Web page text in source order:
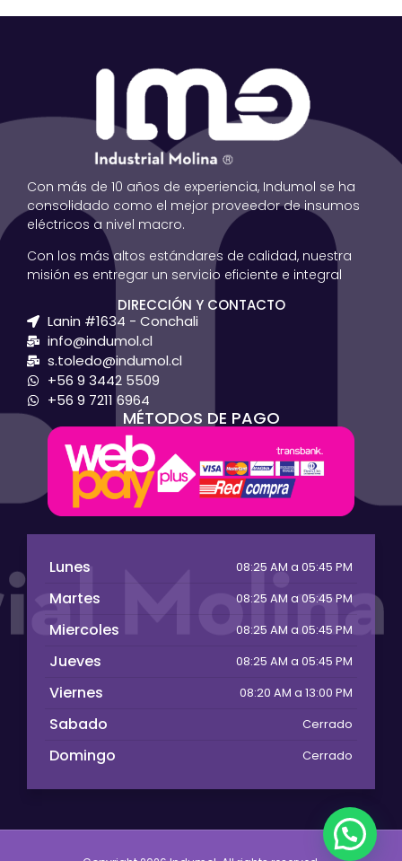
Con más de 10 años de experiencia, Indumol se ha
consolidado como el mejor proveedor de insumos
eléctricos a nivel macro.
Con los más altos estándares de calidad, nuestra
misión es entregar un servicio eficiente e integral
DIRECCIÓN Y CONTACTO
Lanin #1634 - Conchali
info@indumol.cl
s.toledo@indumol.cl
+56 9 3442 5509
+56 9 7211 6964
MÉTODOS DE PAGO
Lunes 08:25 AM a 05:45 PM
Martes 08:25 AM a 05:45 PM
Miercoles 08:25 AM a 05:45 PM
Jueves 08:25 AM a 05:45 PM
Viernes 08:20 AM a 13:00 PM
Sabado Cerrado
Domingo Cerrado